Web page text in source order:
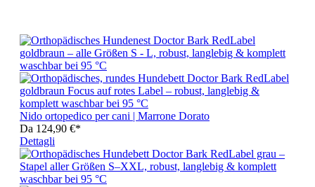
Nido ortopedico per cani | Marrone Dorato
Da 124,90 €*
Dettagli